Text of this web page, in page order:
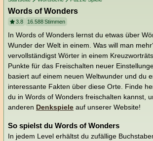
Words of Wonders
3.8 16.588Stimmen
In Words of Wonders lernst du etwas über
Wunder der Welt in einem. Was will man
vervollständigst Wörter in einem
Punkte für das Freischalten neuer
basiert auf einem neuen Weltwunder und du
interessante Fakten über diese Orte. Finde
du in Words of Wonders freischalten kannst,
anderen Denkspiele auf unserer Website!
So spielst du Words of Wonders
In jedem Level erhältst du zufällige